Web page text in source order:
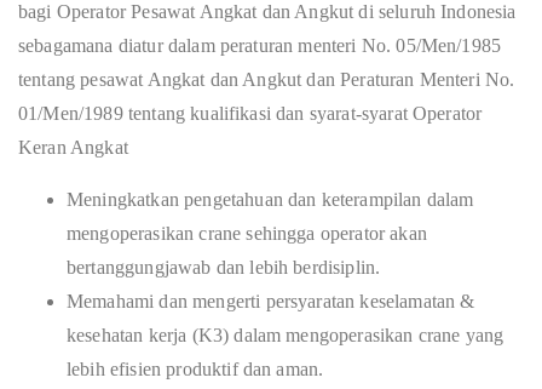
bagi Operator Pesawat Angkat dan Angkut di seluruh Indonesia
sebagamana diatur dalam peraturan menteri No. 05/Men/1985
tentang pesawat Angkat dan Angkut dan Peraturan Menteri No.
01/Men/1989 tentang kualifikasi dan syarat-syarat Operator
Keran Angkat
Meningkatkan pengetahuan dan keterampilan dalam
mengoperasikan crane sehingga operator akan
bertanggungjawab dan lebih berdisiplin.
Memahami dan mengerti persyaratan keselamatan &
kesehatan kerja (K3) dalam mengoperasikan crane yang
lebih efisien produktif dan aman.